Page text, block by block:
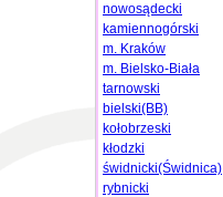
nowosądecki
kamiennogórski
m. Kraków
m. Bielsko-Biała
tarnowski
bielski(BB)
kołobrzeski
kłodzki
świdnicki(Świdnica)
rybnicki